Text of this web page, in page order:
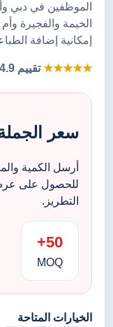
الموظفين في دبي
الخيمة والفجيرة
إمكانية إضافة
★★★★★تقييم 4.9 • خيار مفضل لطلبات الزي بالجملة
سعر
أرسل الكمية
للحصول على
التطريز.
50+
MOQ
الخيارات المتاحة